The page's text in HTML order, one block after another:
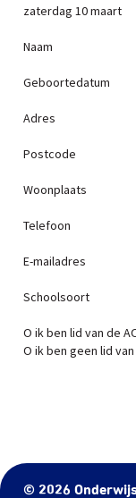
zaterdag 10 maart
Naam
Geboortedatum
Adres
Postcode
Woonplaats
Telefoon
E-mailadres
Schoolsoort
O ik ben lid van de
O ik ben geen lid
© 2026